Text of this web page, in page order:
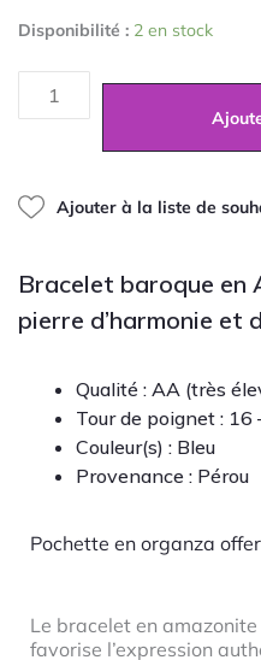
Disponibilité : 2 en stock
de
Ajouter à la liste de
Bracelet baroque en
pierre d’harmonie et
Qualité : AA (très
Tour de poignet : 16
Couleur(s) : Bleu
Provenance : Pérou
Pochette en organza
Le bracelet en
favorise l’expression